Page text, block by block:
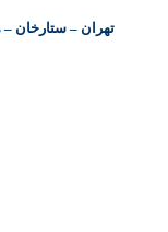
تهران – ستارخان –